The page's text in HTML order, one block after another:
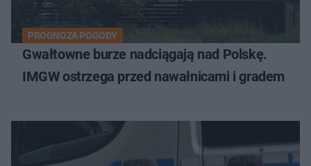
PROGNOZA POGODY
Gwałtowne burze nadciągają nad Polskę.
IMGW ostrzega przed nawałnicami i gradem